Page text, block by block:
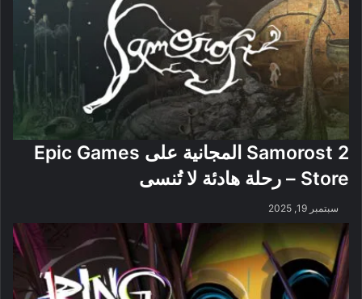
Samorost 2 المجانية على Epic Games
Store – رحلة هادئة لا تُنسى
سبتمبر 19, 2025